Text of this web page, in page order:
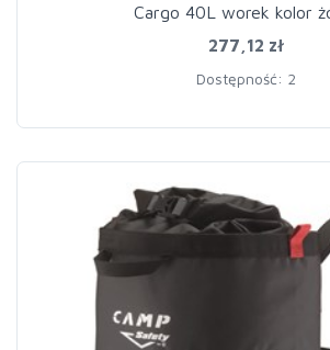
Cargo 40L worek kolor
277,12 zł
Dostępność: 2